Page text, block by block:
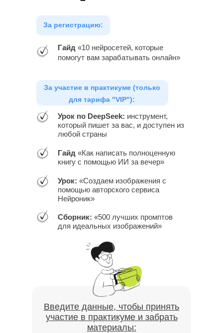
За регистрацию:
Гайд «10 нейросетей, которые
помогут вам зарабатывать онлайн»
За участие в практикуме (только
для тарифа "VIP"):
Введите данные, чтобы принять
участие в практикуме и забрать
материалы:
Урок по DeepSeek: инструмент,
который пишет за вас, и доступен из
любой страны
Гайд «Как написать полноценную
книгу с помощью ИИ за вечер»
Урок: «Создаем изображения с
помощью авторского сервиса
Нейроник»
Сборник: «500 лучших промптов
для идеальных изображений»